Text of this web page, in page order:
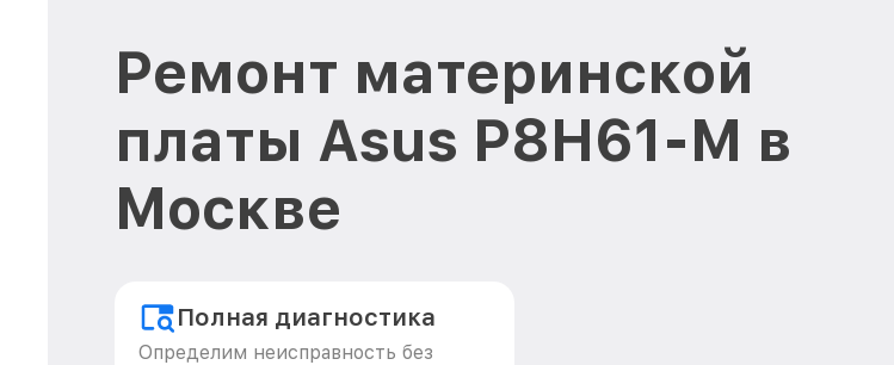
Ремонт материнской
платы Asus P8H61-M в
Москве
Полная диагностика
Определим неисправность без